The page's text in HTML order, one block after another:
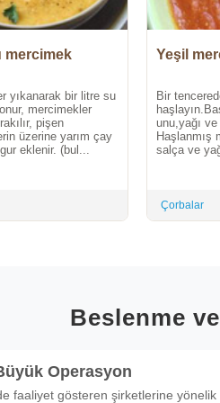
mercimek
yıkanarak bir litre su
mercimekler
pişen
üzerine yarım çay
eklenir. (bul...
Yeşil
Bir
unu,yağı
Haşlanmış
salça ve
Çorbalar
Beslenme
Operasyon
faaliyet gösteren şirketlerine yönelik